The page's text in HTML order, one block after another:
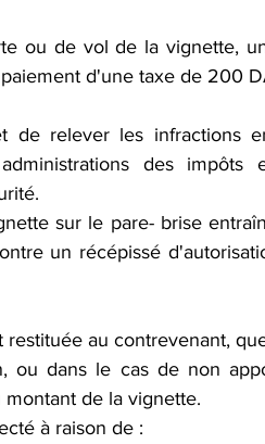
d'une taxe de 200
des
sur le pare- brise
un récépissé
ou dans le cas de non
de la vignette.
à raison de :